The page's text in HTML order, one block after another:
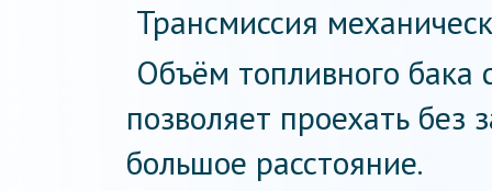
Трансмиссия
Объём топливного бака
позволяет проехать без
большое расстояние.